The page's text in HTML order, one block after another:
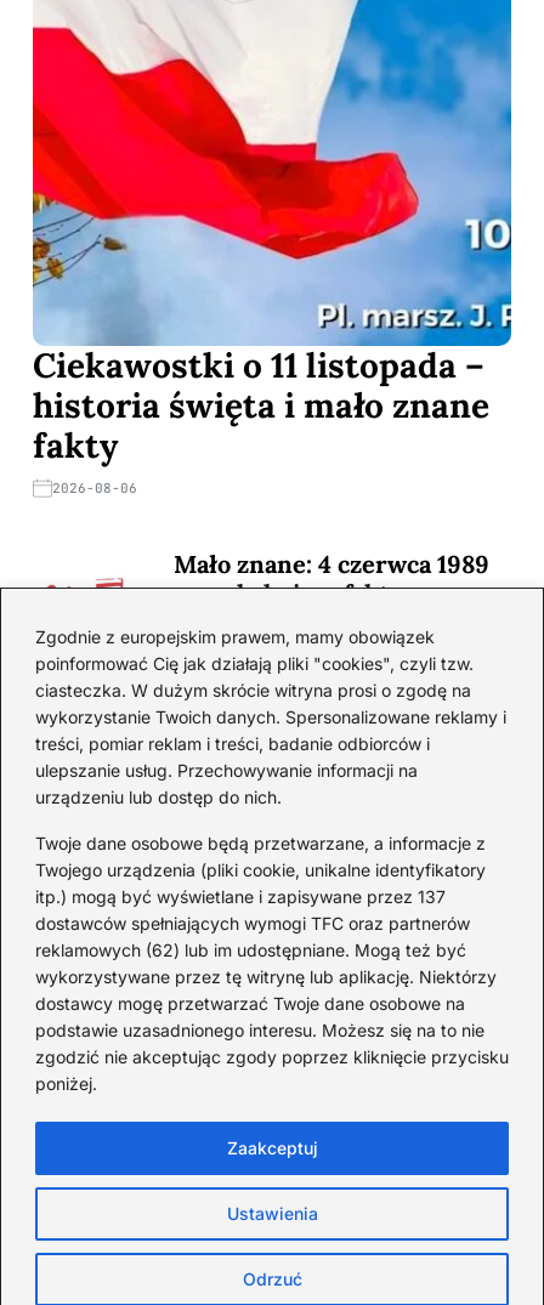
Zgodnie z europejskim prawem, mamy obowiązek
poinformować Cię jak działają pliki "cookies", czyli tzw.
ciasteczka. W dużym skrócie witryna prosi o zgodę na
wykorzystanie Twoich danych. Spersonalizowane reklamy i
treści, pomiar reklam i treści, badanie odbiorców i
ulepszanie usług. Przechowywanie informacji na
urządzeniu lub dostęp do nich.
Twoje dane osobowe będą przetwarzane, a informacje z
Twojego urządzenia (pliki cookie, unikalne identyfikatory
itp.) mogą być wyświetlane i zapisywane przez 137
dostawców spełniających wymogi TFC oraz partnerów
reklamowych (62) lub im udostępniane. Mogą też być
wykorzystywane przez tę witrynę lub aplikację. Niektórzy
dostawcy mogę przetwarzać Twoje dane osobowe na
podstawie uzasadnionego interesu. Możesz się na to nie
zgodzić nie akceptując zgody poprzez kliknięcie przycisku
poniżej.
Ustawienia
Odrzuć
Zaakceptuj
Ciekawostki o 11 listopada –
historia święta i mało znane
fakty
2026-08-06
Mało znane: 4 czerwca 1989
— zaskakujące fakty
2026-08-03
Ciekawostki o 1. wojnie
światowej — mało znane
fakty i historie
2026-08-02
Zaskakujące ciekawostki o
Krzysztofie Kolumbie
2026-07-20
Mało znane ciekawostki o
Wisławie Szymborskiej
2026-07-16
Zaskakujące ciekawostki o
2026-07-15
Copyright © TOPDycha.
Strona główna Polityka Cookies Prywatność Kontakt